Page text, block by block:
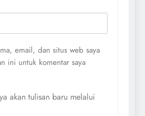
email, dan situs web saya
ini untuk komentar saya
akan tulisan baru melalui